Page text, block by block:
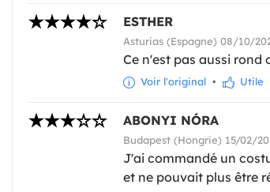
ESTHER
Asturias (Espagne) 08/10/
Ce n'est pas aussi rond
Voir l'original • Utile
ABONYI NÓRA
Budapest (Hongrie) 15/02/
J'ai commandé un
et ne pouvait plus être